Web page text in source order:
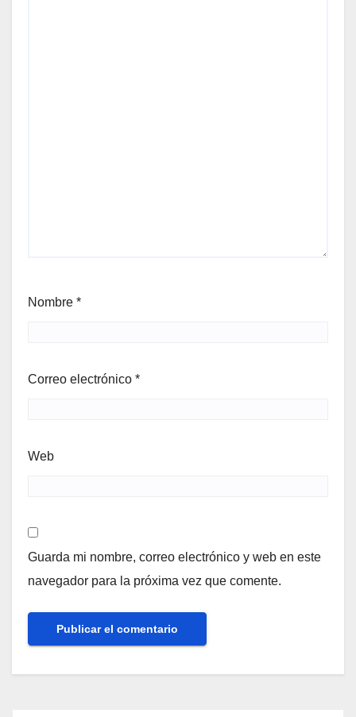
Nombre *
Correo electrónico *
Web
Guarda mi nombre, correo electrónico y web en este
navegador para la próxima vez que comente.